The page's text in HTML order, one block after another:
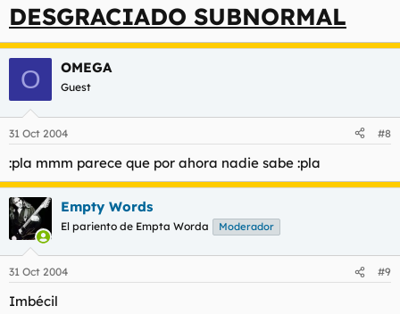
DESGRACIADO SUBNORMAL
O OMEGA
Guest
31 Oct 2004 #8
:pla mmm parece que por ahora nadie sabe :pla
Empty Words
El pariento de Empta Worda Moderador
31 Oct 2004 #9
Imbécil